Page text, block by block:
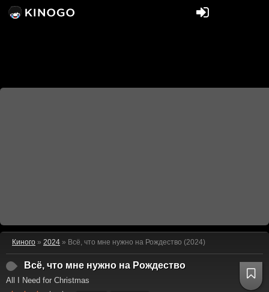
Киного » 2024 » Всё, что мне нужно на Рождество (2024)
Всё, что мне нужно на Рождество
All I Need for Christmas